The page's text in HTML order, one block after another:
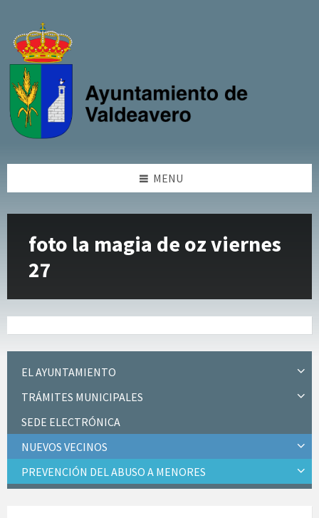
content
sidebar
right
sidebar
footer
MENU
foto la magia de oz viernes
27
EL AYUNTAMIENTO
TRÁMITES MUNICIPALES
SEDE ELECTRÓNICA
NUEVOS VECINOS
PREVENCIÓN DEL ABUSO A MENORES